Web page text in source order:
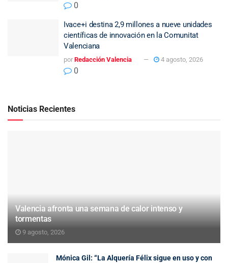
0
Ivace+i destina 2,9 millones a nueve unidades
científicas de innovación en la Comunitat
Valenciana
por Redacción Valencia 4 agosto, 2026
0
Noticias Recientes
Valencia afronta una semana de calor intenso y
tormentas
9 agosto, 2026
Mónica Gil: “La Alquería Félix sigue en uso y con